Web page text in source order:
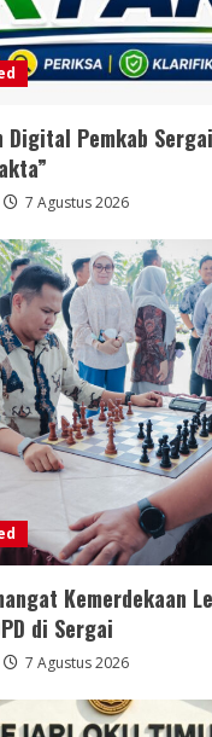
Digital Pemkab
7 Agustus 2026
Kemerdekaan
di Sergai
7 Agustus 2026